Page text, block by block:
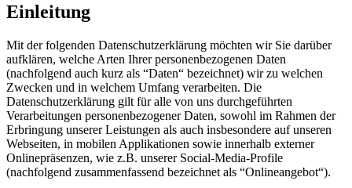
Einleitung
Mit der folgenden Datenschutzerklärung möchten wir Sie darüber
aufklären, welche Arten Ihrer personenbezogenen Daten
(nachfolgend auch kurz als “Daten“ bezeichnet) wir zu welchen
Zwecken und in welchem Umfang verarbeiten. Die
Datenschutzerklärung gilt für alle von uns durchgeführten
Verarbeitungen personenbezogener Daten, sowohl im Rahmen der
Erbringung unserer Leistungen als auch insbesondere auf unseren
Webseiten, in mobilen Applikationen sowie innerhalb externer
Onlinepräsenzen, wie z.B. unserer Social-Media-Profile
(nachfolgend zusammenfassend bezeichnet als “Onlineangebot“).